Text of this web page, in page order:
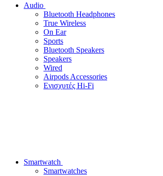
Audio
Bluetooth Headphones
True Wireless
On Ear
Sports
Bluetooth Speakers
Speakers
Wired
Airpods Accessories
Ενισχυτές Hi-Fi
Smartwatch
Smartwatches